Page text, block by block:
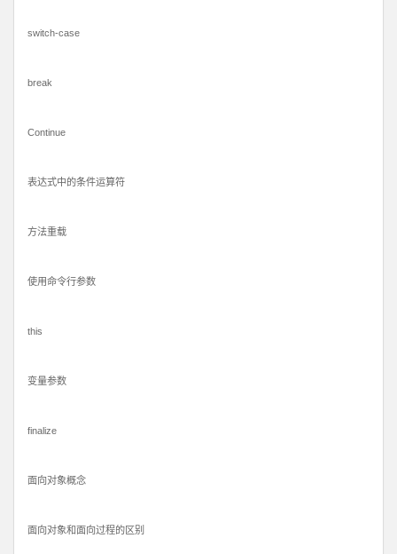
switch-case
break
Continue
表达式中的条件运算符
方法重载
使用命令行参数
this
变量参数
finalize
面向对象概念
面向对象和面向过程的区别